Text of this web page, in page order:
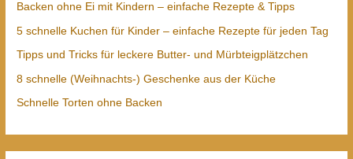
Backen ohne Ei mit Kindern – einfache Rezepte & Tipps
5 schnelle Kuchen für Kinder – einfache Rezepte für jeden Tag
Tipps und Tricks für leckere Butter- und Mürbteigplätzchen
8 schnelle (Weihnachts-) Geschenke aus der Küche
Schnelle Torten ohne Backen